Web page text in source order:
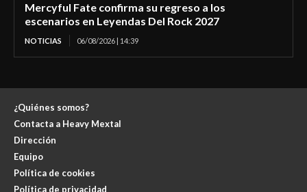
Mercyful Fate confirma su regreso a los
escenarios en Leyendas Del Rock 2027
NOTICIAS 06/08/2026 | 14:39
¿Quiénes somos?
Contacta a Heavy Mextal
Dirección
Equipo
Política de cookies
Política de privacidad